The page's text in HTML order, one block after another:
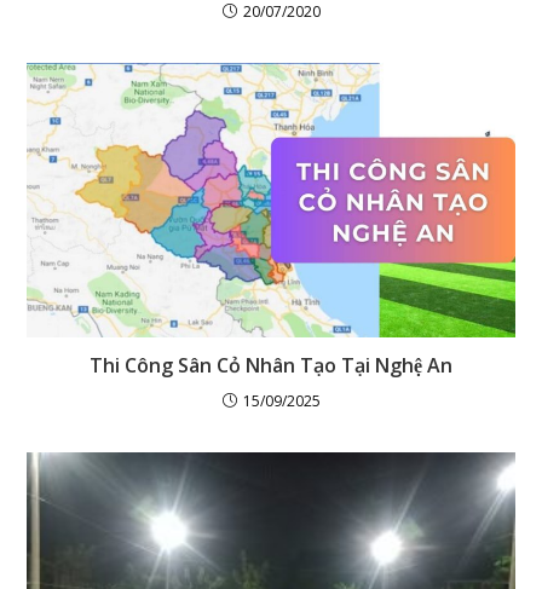
20/07/2020
Thi Công Sân Cỏ Nhân Tạo Tại Nghệ An
15/09/2025